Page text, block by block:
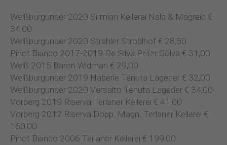
Weißburgunder 2020 Sirmian Kellerei Nals & Magreid €
34,00
Weißburgunder 2020 Strahler Stroblhof € 28,50
Pinot Bianco 2017-2019 De Silva Peter Sölva € 31,00
Weiß 2015 Baron Widman € 29,00
Weißburgunder 2019 Haberle Tenuta Lageder € 32,00
Weißburgunder 2020 Versalto Tenuta Lageder € 34,00
Vorberg 2019 Riserva Terlaner Kellerei € 41,00
Vorberg 2012 Riserva Dopp. Magn. Terlaner Kellerei €
160,00
Pinot Bianco 2006 Terlaner Kellerei € 199,00